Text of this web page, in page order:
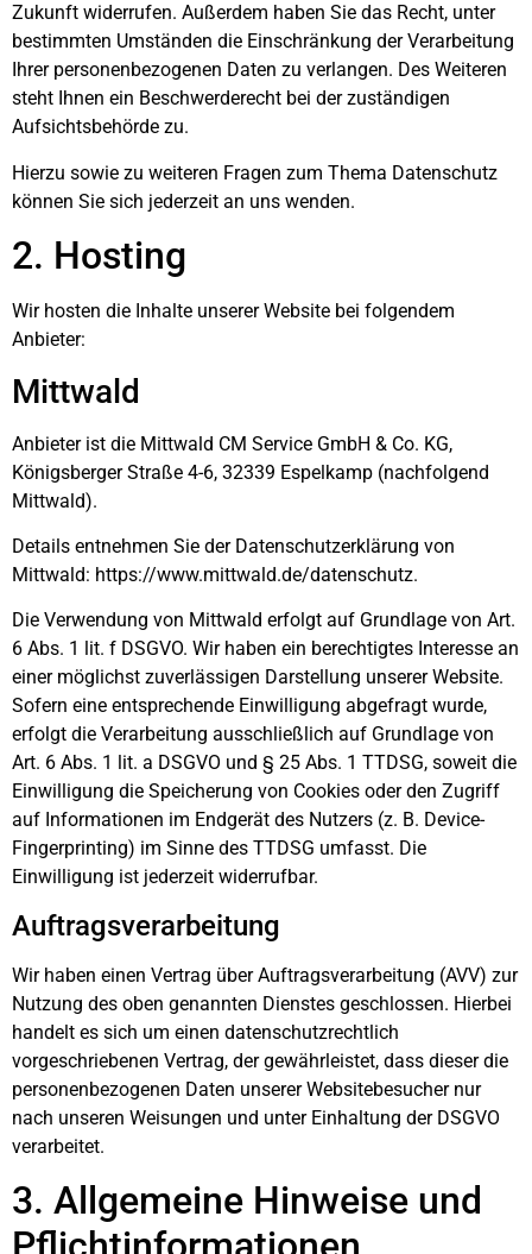
Zukunft widerrufen. Außerdem haben Sie das Recht, unter
bestimmten Umständen die Einschränkung der Verarbeitung
Ihrer personenbezogenen Daten zu verlangen. Des Weiteren
steht Ihnen ein Beschwerderecht bei der zuständigen
Aufsichtsbehörde zu.
Hierzu sowie zu weiteren Fragen zum Thema Datenschutz
können Sie sich jederzeit an uns wenden.
2. Hosting
Wir hosten die Inhalte unserer Website bei folgendem
Anbieter:
Mittwald
Anbieter ist die Mittwald CM Service GmbH & Co. KG,
Königsberger Straße 4-6, 32339 Espelkamp (nachfolgend
Mittwald).
Details entnehmen Sie der Datenschutzerklärung von
Mittwald: https://www.mittwald.de/datenschutz.
Die Verwendung von Mittwald erfolgt auf Grundlage von Art.
6 Abs. 1 lit. f DSGVO. Wir haben ein berechtigtes Interesse an
einer möglichst zuverlässigen Darstellung unserer Website.
Sofern eine entsprechende Einwilligung abgefragt wurde,
erfolgt die Verarbeitung ausschließlich auf Grundlage von
Art. 6 Abs. 1 lit. a DSGVO und § 25 Abs. 1 TTDSG, soweit die
Einwilligung die Speicherung von Cookies oder den Zugriff
auf Informationen im Endgerät des Nutzers (z. B. Device-
Fingerprinting) im Sinne des TTDSG umfasst. Die
Einwilligung ist jederzeit widerrufbar.
Auftragsverarbeitung
Wir haben einen Vertrag über Auftragsverarbeitung (AVV) zur
Nutzung des oben genannten Dienstes geschlossen. Hierbei
handelt es sich um einen datenschutzrechtlich
vorgeschriebenen Vertrag, der gewährleistet, dass dieser die
personenbezogenen Daten unserer Websitebesucher nur
nach unseren Weisungen und unter Einhaltung der DSGVO
verarbeitet.
3. Allgemeine Hinweise und